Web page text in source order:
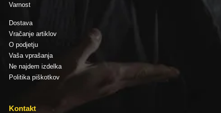
Varnost
Dostava
Vračanje artiklov
O podjetju
Vaša vprašanja
Ne najdem izdelka
Politika piškotkov
Kontakt